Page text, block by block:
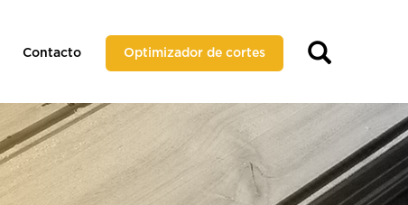
Contacto Optimizador de cortes